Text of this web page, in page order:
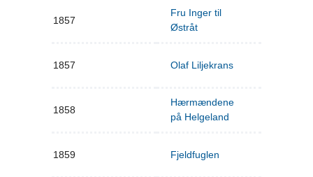
1857
Fru Inger til
Østråt
1857 Olaf Liljekrans
1858
Hærmændene
på Helgeland
1859 Fjeldfuglen